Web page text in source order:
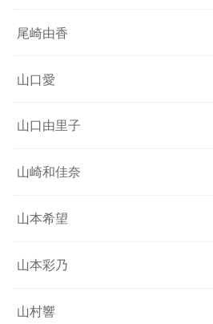
尾崎由香
山口愛
山口由里子
山崎和佳奈
山本希望
山本彩乃
山村響